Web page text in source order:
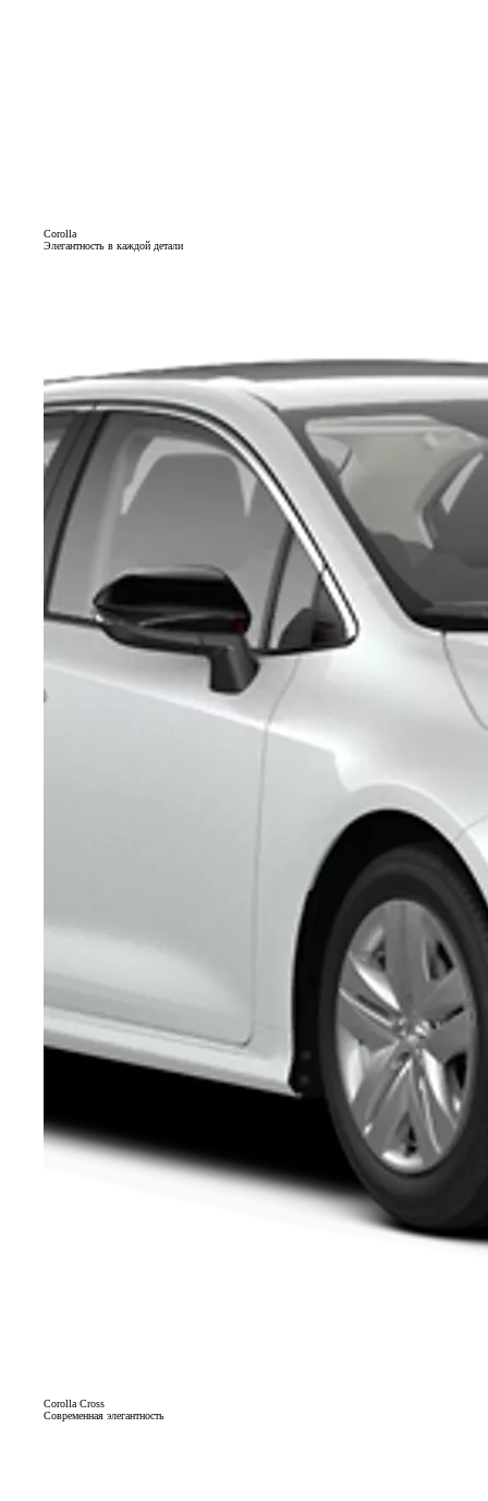
Corolla
Элегантность в каждой детали
Corolla Cross
Современная элегантность